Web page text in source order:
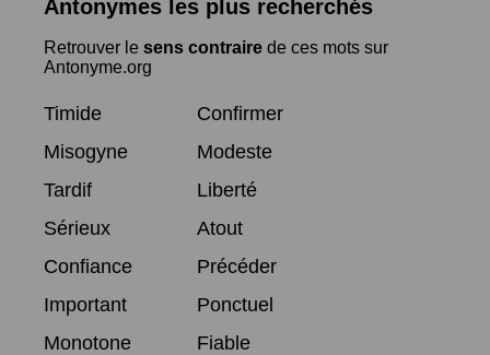
Antonymes les plus recherchés
Retrouver le sens contraire de ces mots sur
Antonyme.org
Timide
Confirmer
Misogyne
Modeste
Tardif
Liberté
Sérieux
Atout
Confiance
Précéder
Important
Ponctuel
Monotone
Fiable